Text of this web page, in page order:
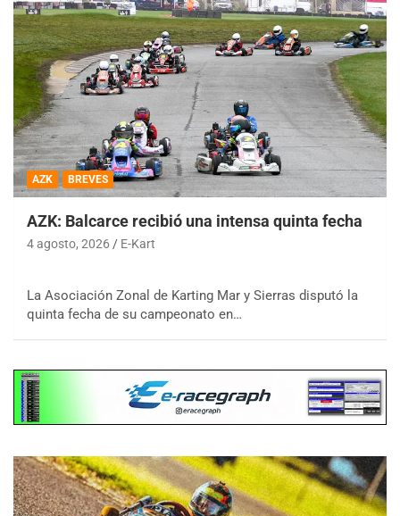
AZK BREVES
AZK: Balcarce recibió una intensa quinta fecha
4 agosto, 2026 E-Kart
La Asociación Zonal de Karting Mar y Sierras disputó la
quinta fecha de su campeonato en…